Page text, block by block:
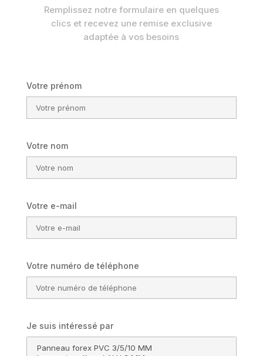
Remplissez notre formulaire en quelques
clics et recevez une remise exclusive
adaptée à vos besoins
Votre prénom
Votre nom
Votre e-mail
Votre numéro de téléphone
Je suis intéressé par